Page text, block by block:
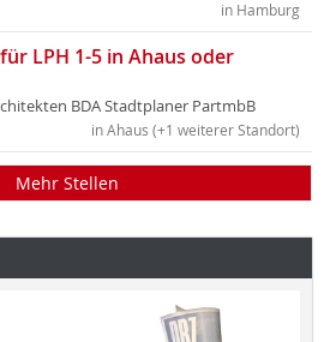
in Hamburg
LPH 1-5 in Ahaus oder
BDA Stadtplaner PartmbB
in Ahaus (+1 weiterer Standort)
Mehr Stellen